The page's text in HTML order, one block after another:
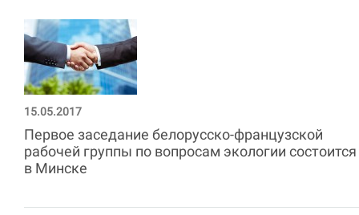
15.05.2017
Первое заседание белорусско-французской
рабочей группы по вопросам экологии состоится
в Минске